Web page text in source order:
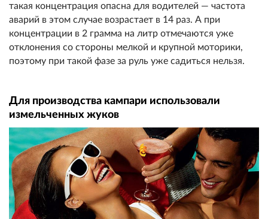
такая концентрация опасна для водителей — частота
аварий в этом случае возрастает в 14 раз. А при
концентрации в 2 грамма на литр отмечаются уже
отклонения со стороны мелкой и крупной моторики,
поэтому при такой фазе за руль уже садиться нельзя.
Для производства кампари использовали
измельченных жуков